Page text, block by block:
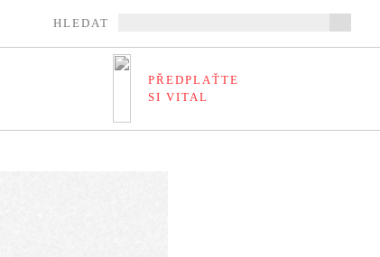
HLEDAT
PŘEDPLAŤTE
SI VITAL